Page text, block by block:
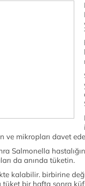
ve mikropları davet
Salmonella
da anında tüketin.
kalabilir. birbirine
tüket bir hafta sonra